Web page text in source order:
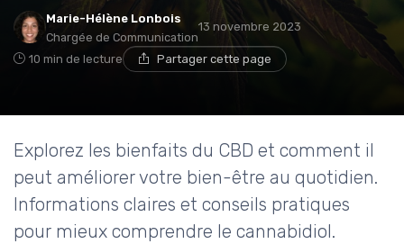
Marie-Hélène Lonbois
Chargée de Communication
13 novembre 2023
10 min de lecture Partager cette page
Explorez les bienfaits du CBD et comment il
peut améliorer votre bien-être au quotidien.
Informations claires et conseils pratiques
pour mieux comprendre le cannabidiol.